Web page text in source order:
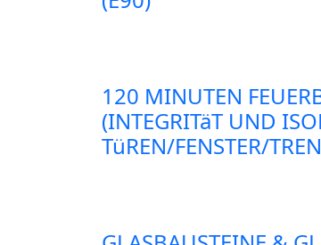
120 MINUTEN
(INTEGRITäT UND
TüREN/FENSTER/